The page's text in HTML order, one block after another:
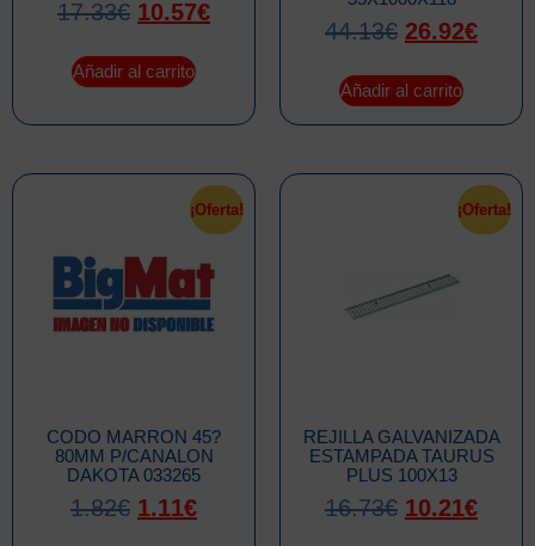
17.33€ 10.57€
Añadir al carrito
44.13€ 26.92€
Añadir al carrito
¡Oferta!
CODO MARRON 45?
80MM P/CANALON
DAKOTA 033265
1.82€ 1.11€
¡Oferta!
REJILLA GALVANIZADA
ESTAMPADA TAURUS
PLUS 100X13
16.73€ 10.21€